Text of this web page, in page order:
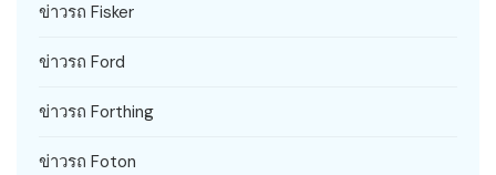
ข่าวรถ Fisker
ข่าวรถ Ford
ข่าวรถ Forthing
ข่าวรถ Foton